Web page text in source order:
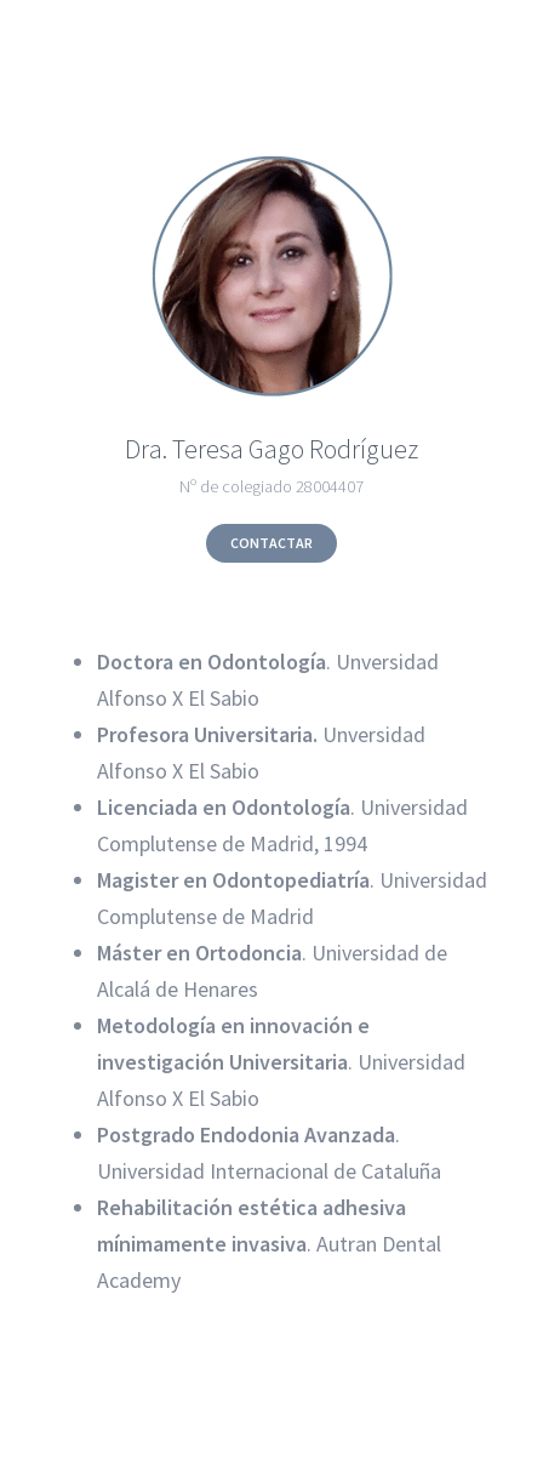
Dra. Teresa Gago Rodríguez
Nº de colegiado 28004407
CONTACTAR
Doctora en Odontología. Unversidad
Alfonso X El Sabio
Profesora Universitaria. Unversidad
Alfonso X El Sabio
Licenciada en Odontología. Universidad
Complutense de Madrid, 1994
Magister en Odontopediatría. Universidad
Complutense de Madrid
Máster en Ortodoncia. Universidad de
Alcalá de Henares
Metodología en innovación e
investigación Universitaria. Universidad
Alfonso X El Sabio
Postgrado Endodonia Avanzada.
Universidad Internacional de Cataluña
Rehabilitación estética adhesiva
mínimamente invasiva. Autran Dental
Academy